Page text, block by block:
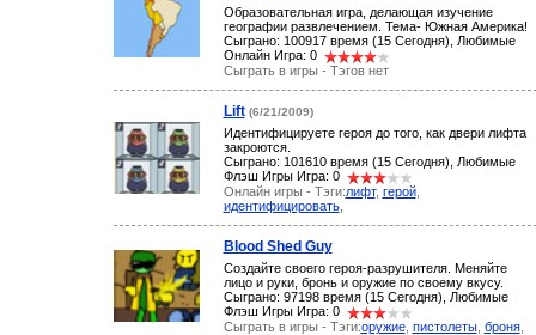
Образовательная игра, делающая изучение
географии развлечением. Тема- Южная Америка!
Сыграно: 100917 время (15 Сегодня), Любимые
Онлайн Игра: 0
Сыграть в игры - Тэгов нет
Lift (6/21/2009)
Идентифицируете героя до того, как двери лифта
закроются.
Сыграно: 101610 время (15 Сегодня), Любимые
Флэш Игры Игра: 0
Онлайн игры - Тэги:лифт, герой,
идентифицировать,
Blood Shed Guy
Создайте своего героя-разрушителя. Меняйте
лицо и руки, бронь и оружие по своему вкусу.
Сыграно: 97198 время (15 Сегодня), Любимые
Флэш Игры Игра: 0
Сыграть в игры - Тэги:оружие, пистолеты, броня,